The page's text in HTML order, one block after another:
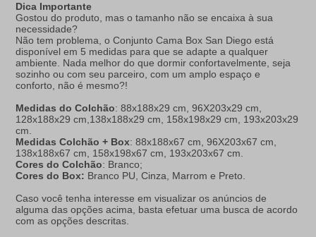
Dica Importante
Gostou do produto, mas o tamanho não se encaixa à sua
necessidade?
Não tem problema, o Conjunto Cama Box San Diego está
disponível em 5 medidas para que se adapte a qualquer
ambiente. Nada melhor do que dormir confortavelmente, seja
sozinho ou com seu parceiro, com um amplo espaço e
conforto, não é mesmo?!
Medidas do Colchão: 88x188x29 cm, 96X203x29 cm,
128x188x29 cm,138x188x29 cm, 158x198x29 cm, 193x203x29
cm.
Medidas Colchão + Box: 88x188x67 cm, 96X203x67 cm,
138x188x67 cm, 158x198x67 cm, 193x203x67 cm.
Cores do Colchão: Branco;
Cores do Box: Branco PU, Cinza, Marrom e Preto.
Caso você tenha interesse em visualizar os anúncios de
alguma das opções acima, basta efetuar uma busca de acordo
com as opções descritas.